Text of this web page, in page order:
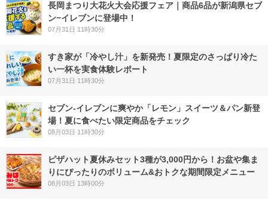
長岡まつり大花火大会応援フェア｜商品6品が新潟県セブ
ン−イレブンに登場中！
07月31日 11時30分
すき家が「冷やし汁」を新発売！夏限定のさっぱり冷た
い一杯を実食体験レポート
07月31日 11時30分
セブン‐イレブンに爽やか「レモン」スイーツ＆パン新登
場！夏に食べたい限定商品をチェック
08月03日 11時30分
ピザハット夏休みセット3種が3,000円から！お盆や集ま
りにぴったりのボリューム&おトクな期間限定メニュー
08月03日 13時00分